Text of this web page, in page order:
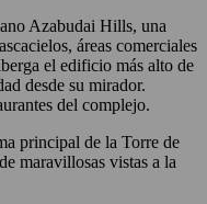
Azabudai Hills, una
áreas comerciales
el edificio más alto de
desde su mirador.
del complejo.
principal de la Torre de
maravillosas vistas a la